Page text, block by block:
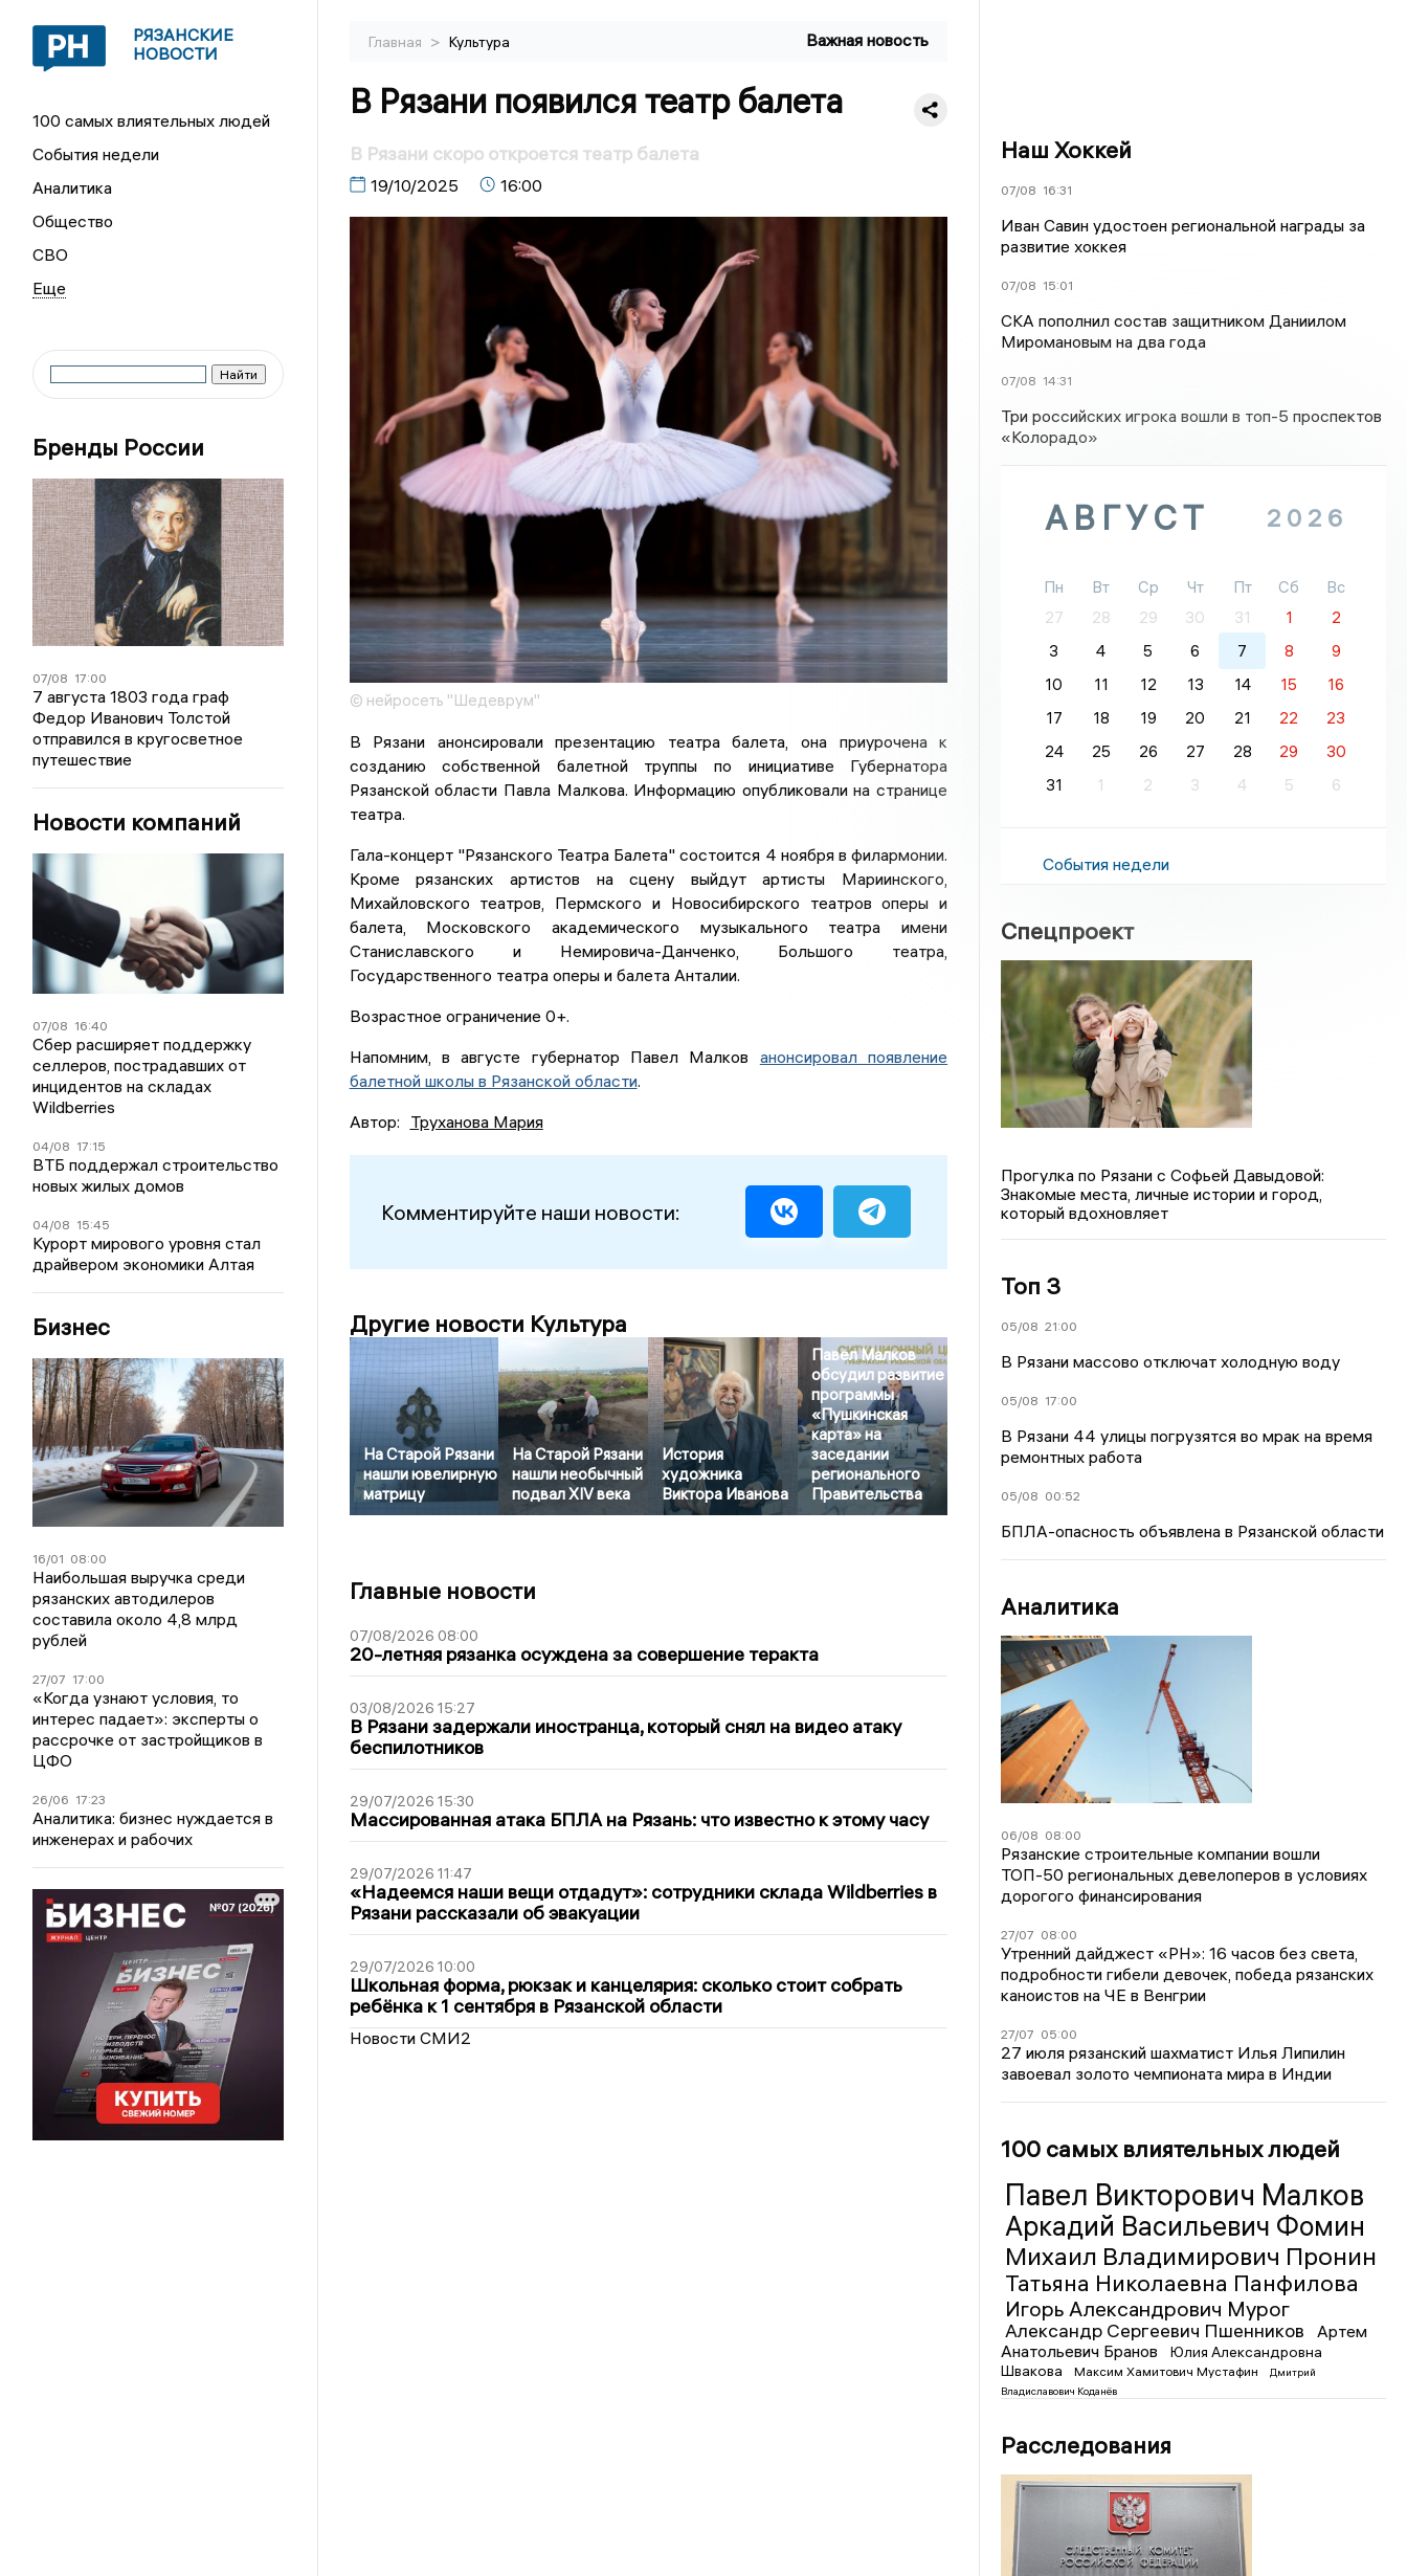
РЯЗАНСКИЕ
НОВОСТИ
100 самых влиятельных людей
События недели
Аналитика
Общество
СВО
Бренды России
07/08 17:00
7 августа 1803 года граф
Федор Иванович Толстой
отправился в кругосветное
путешествие
Новости компаний
07/08 16:40
Сбер расширяет поддержку
селлеров, пострадавших от
инцидентов на складах
Wildberries
04/08 17:15
ВТБ поддержал строительство
новых жилых домов
04/08 15:45
Курорт мирового уровня стал
драйвером экономики Алтая
Бизнес
16/01 08:00
Наибольшая выручка среди
рязанских автодилеров
составила около 4,8 млрд
рублей
27/07 17:00
«Когда узнают условия, то
интерес падает»: эксперты о
рассрочке от застройщиков в
ЦФО
26/06 17:23
Аналитика: бизнес нуждается в
инженерах и рабочих
Главная > Культура Важная новость
В Рязани появился театр балета
В Рязани скоро откроется театр балета
19/10/2025 16:00
© нейросеть "Шедеврум"
В Рязани анонсировали презентацию театра балета, она приурочена к
созданию собственной балетной труппы по инициативе Губернатора
Рязанской области Павла Малкова. Информацию опубликовали на странице
театра.
Гала-концерт "Рязанского Театра Балета" состоится 4 ноября в филармонии.
Кроме рязанских артистов на сцену выйдут артисты Мариинского,
Михайловского театров, Пермского и Новосибирского театров оперы и
балета, Московского академического музыкального театра имени
Станиславского и Немировича-Данченко, Большого театра,
Государственного театра оперы и балета Анталии.
Возрастное ограничение 0+.
Напомним, в августе губернатор Павел Малков анонсировал появление
балетной школы в Рязанской области.
Автор: Труханова Мария
Комментируйте наши новости:
Другие новости Культура
На Старой Рязани
нашли ювелирную
матрицу
На Старой Рязани
нашли необычный
подвал XIV века
История
художника
Виктора Иванова
Павел Малков
обсудил развитие
программы
«Пушкинская
карта» на
заседании
регионального
Правительства
Главные новости
07/08/2026 08:00
20-летняя рязанка осуждена за совершение теракта
03/08/2026 15:27
В Рязани задержали иностранца, который снял на видео атаку
беспилотников
29/07/2026 15:30
Массированная атака БПЛА на Рязань: что известно к этому часу
29/07/2026 11:47
«Надеемся наши вещи отдадут»: сотрудники склада Wildberries в
Рязани рассказали об эвакуации
29/07/2026 10:00
Школьная форма, рюкзак и канцелярия: сколько стоит собрать
ребёнка к 1 сентября в Рязанской области
Новости СМИ2
Наш Хоккей
07/08 16:31
Иван Савин удостоен региональной награды за
развитие хоккея
07/08 15:01
СКА пополнил состав защитником Даниилом
Миромановым на два года
07/08 14:31
Три российских игрока вошли в топ-5 проспектов
«Колорадо»
АВГУСТ 2026
Пн Вт Ср Чт Пт Сб
Вс
27
28 29 30 31 1
2
3
4 5 6 7 8
9
10
11 12 13 14 15
16
17
18 19 20 21 22
23
24
25 26 27 28 29
30
31
1 2 3 4 5 6
События недели
Спецпроект
Прогулка по Рязани с Софьей Давыдовой:
Знакомые места, личные истории и город,
который вдохновляет
Топ 3
05/08 21:00
В Рязани массово отключат холодную воду
05/08 17:00
В Рязани 44 улицы погрузятся во мрак на время
ремонтных работа
05/08 00:52
БПЛА-опасность объявлена в Рязанской области
Аналитика
06/08 08:00
Рязанские строительные компании вошли
ТОП-50 региональных девелоперов в условиях
дорогого финансирования
27/07 08:00
Утренний дайджест «РН»: 16 часов без света,
подробности гибели девочек, победа рязанских
каноистов на ЧЕ в Венгрии
27/07 05:00
27 июля рязанский шахматист Илья Липилин
завоевал золото чемпионата мира в Индии
100 самых влиятельных людей
Павел Викторович Малков
Аркадий Васильевич Фомин
Михаил Владимирович Пронин
Татьяна Николаевна Панфилова
Игорь Александрович Мурог
Александр Сергеевич Пшенников
Артем
Анатольевич Бранов
Юлия Александровна
Швакова
Максим Хамитович Мустафин
Дмитрий
Владиславович Коданёв
Расследования